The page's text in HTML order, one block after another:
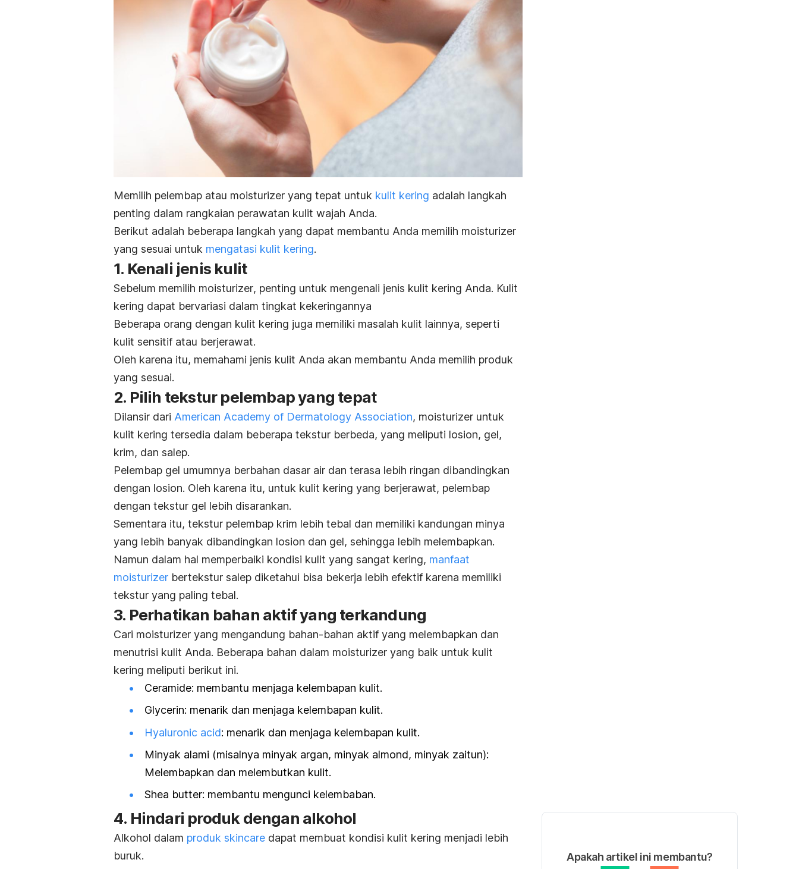
Memilih pelembap atau moisturizer yang tepat untuk kulit kering adalah langkah
penting dalam rangkaian perawatan kulit wajah Anda.
Berikut adalah beberapa langkah yang dapat membantu Anda memilih moisturizer
yang sesuai untuk mengatasi kulit kering.
1. Kenali jenis kulit
Sebelum memilih moisturizer, penting untuk mengenali jenis kulit kering Anda. Kulit
kering dapat bervariasi dalam tingkat kekeringannya
Beberapa orang dengan kulit kering juga memiliki masalah kulit lainnya, seperti
kulit sensitif atau berjerawat.
Oleh karena itu, memahami jenis kulit Anda akan membantu Anda memilih produk
yang sesuai.
2. Pilih tekstur pelembap yang tepat
Dilansir dari American Academy of Dermatology Association, moisturizer untuk
kulit kering tersedia dalam beberapa tekstur berbeda, yang meliputi losion, gel,
krim, dan salep.
Pelembap gel umumnya berbahan dasar air dan terasa lebih ringan dibandingkan
dengan losion. Oleh karena itu, untuk kulit kering yang berjerawat, pelembap
dengan tekstur gel lebih disarankan.
Sementara itu, tekstur pelembap krim lebih tebal dan memiliki kandungan minya
yang lebih banyak dibandingkan losion dan gel, sehingga lebih melembapkan.
Namun dalam hal memperbaiki kondisi kulit yang sangat kering, manfaat
moisturizer bertekstur salep diketahui bisa bekerja lebih efektif karena memiliki
tekstur yang paling tebal.
3. Perhatikan bahan aktif yang terkandung
Cari moisturizer yang mengandung bahan-bahan aktif yang melembapkan dan
menutrisi kulit Anda. Beberapa bahan dalam moisturizer yang baik untuk kulit
kering meliputi berikut ini.
Ceramide: membantu menjaga kelembapan kulit.
Glycerin: menarik dan menjaga kelembapan kulit.
Hyaluronic acid: menarik dan menjaga kelembapan kulit.
Minyak alami (misalnya minyak argan, minyak almond, minyak zaitun):
Melembapkan dan melembutkan kulit.
Shea butter: membantu mengunci kelembaban.
4. Hindari produk dengan alkohol
Alkohol dalam produk skincare dapat membuat kondisi kulit kering menjadi lebih
buruk.
Apakah artikel ini membantu?